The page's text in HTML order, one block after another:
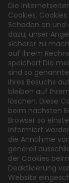
Die
Cookies.
Schaden an und
dazu, unser
sicherer zu
auf Ihrem
speichert.Die
sind so
Ihres Besuchs
bleiben auf
löschen. Diese
beim nächsten
Browser so
informiert
die Annahme
generell
der Cookies
Deaktivierung
Website